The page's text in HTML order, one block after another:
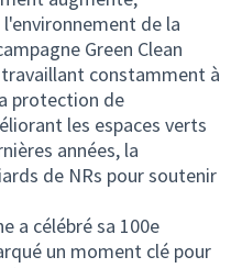
de la
Green Clean
constamment à
protection de
les espaces verts
années, la
de NRs pour soutenir
a célébré sa 100e
un moment clé pour